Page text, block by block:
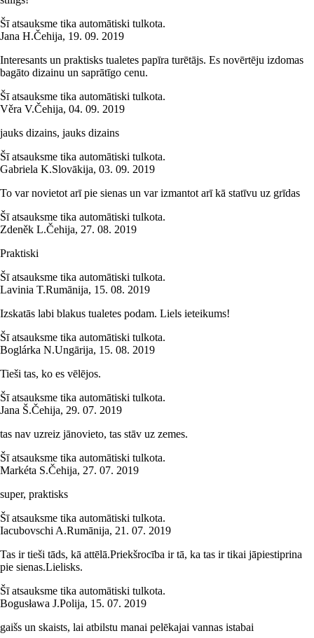
Šī atsauksme tika automātiski tulkota.
Jana H.Čehija, 19. 09. 2019
Interesants un praktisks tualetes papīra turētājs. Es novērtēju izdomas
bagāto dizainu un saprātīgo cenu.
Šī atsauksme tika automātiski tulkota.
Věra V.Čehija, 04. 09. 2019
jauks dizains, jauks dizains
Šī atsauksme tika automātiski tulkota.
Gabriela K.Slovākija, 03. 09. 2019
To var novietot arī pie sienas un var izmantot arī kā statīvu uz grīdas
Šī atsauksme tika automātiski tulkota.
Zdeněk L.Čehija, 27. 08. 2019
Praktiski
Šī atsauksme tika automātiski tulkota.
Lavinia T.Rumānija, 15. 08. 2019
Izskatās labi blakus tualetes podam. Liels ieteikums!
Šī atsauksme tika automātiski tulkota.
Boglárka N.Ungārija, 15. 08. 2019
Tieši tas, ko es vēlējos.
Šī atsauksme tika automātiski tulkota.
Jana Š.Čehija, 29. 07. 2019
tas nav uzreiz jānovieto, tas stāv uz zemes.
Šī atsauksme tika automātiski tulkota.
Markéta S.Čehija, 27. 07. 2019
super, praktisks
Šī atsauksme tika automātiski tulkota.
Iacubovschi A.Rumānija, 21. 07. 2019
Tas ir tieši tāds, kā attēlā.Priekšrocība ir tā, ka tas ir tikai jāpiestiprina
pie sienas.Lielisks.
Šī atsauksme tika automātiski tulkota.
Bogusława J.Polija, 15. 07. 2019
gaišs un skaists, lai atbilstu manai pelēkajai vannas istabai